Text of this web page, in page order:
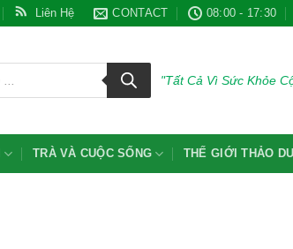
Liên Hệ CONTACT 08:00 - 17:30
"Tất Cả Vì Sức Khỏe
TRÀ VÀ CUỘC SỐNG THẾ GIỚI THẢO